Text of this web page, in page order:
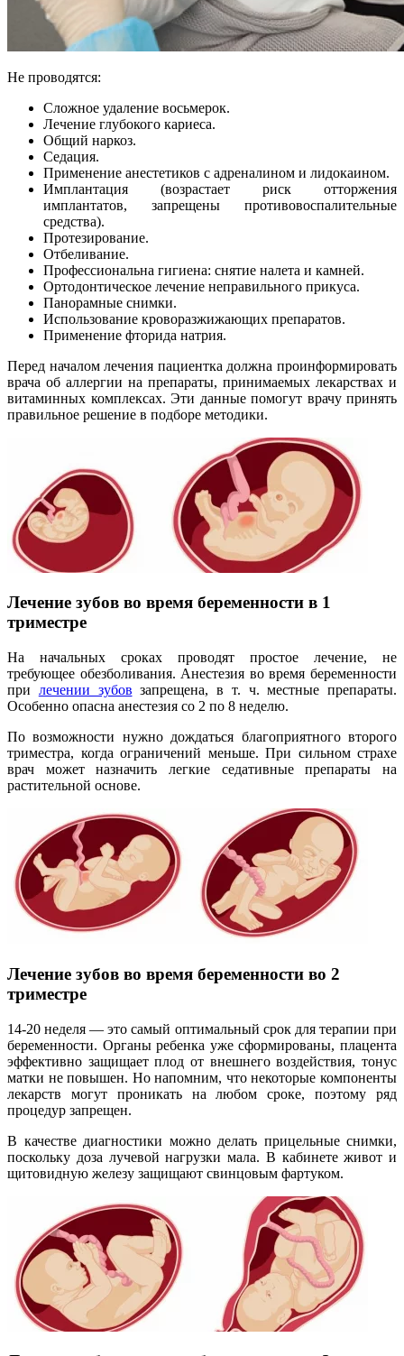
Не проводятся:
Сложное удаление восьмерок.
Лечение глубокого кариеса.
Общий наркоз.
Седация.
Применение анестетиков с адреналином и лидокаином.
Имплантация (возрастает риск отторжения
имплантатов, запрещены противовоспалительные
средства).
Протезирование.
Отбеливание.
Профессиональна гигиена: снятие налета и камней.
Ортодонтическое лечение неправильного прикуса.
Панорамные снимки.
Использование кроворазжижающих препаратов.
Применение фторида натрия.
Перед началом лечения пациентка должна проинформировать
врача об аллергии на препараты, принимаемых лекарствах и
витаминных комплексах. Эти данные помогут врачу принять
правильное решение в подборе методики.
Лечение зубов во время беременности в 1
триместре
На начальных сроках проводят простое лечение, не
требующее обезболивания. Анестезия во время беременности
при лечении зубов запрещена, в т. ч. местные препараты.
Особенно опасна анестезия со 2 по 8 неделю.
По возможности нужно дождаться благоприятного второго
триместра, когда ограничений меньше. При сильном страхе
врач может назначить легкие седативные препараты на
растительной основе.
Лечение зубов во время беременности во 2
триместре
14-20 неделя — это самый оптимальный срок для терапии при
беременности. Органы ребенка уже сформированы, плацента
эффективно защищает плод от внешнего воздействия, тонус
матки не повышен. Но напомним, что некоторые компоненты
лекарств могут проникать на любом сроке, поэтому ряд
процедур запрещен.
В качестве диагностики можно делать прицельные снимки,
поскольку доза лучевой нагрузки мала. В кабинете живот и
щитовидную железу защищают свинцовым фартуком.